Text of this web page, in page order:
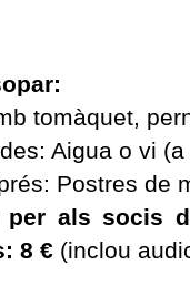
tomàquet,
Aigua o vi
Postres de
per als socis
8 € (inclou